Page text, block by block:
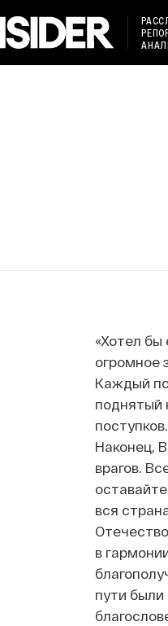
«Хотел
огромное
Каждый
поднятый
Наконец,
врагов.
вся
в
пути